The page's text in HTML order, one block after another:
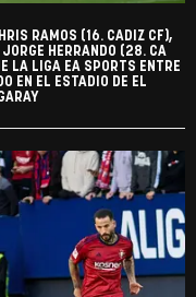
RAMOS (16. CADIZ CF),
HERRANDO (28. CA
LA LIGA EA SPORTS ENTRE
EN EL ESTADIO DE EL